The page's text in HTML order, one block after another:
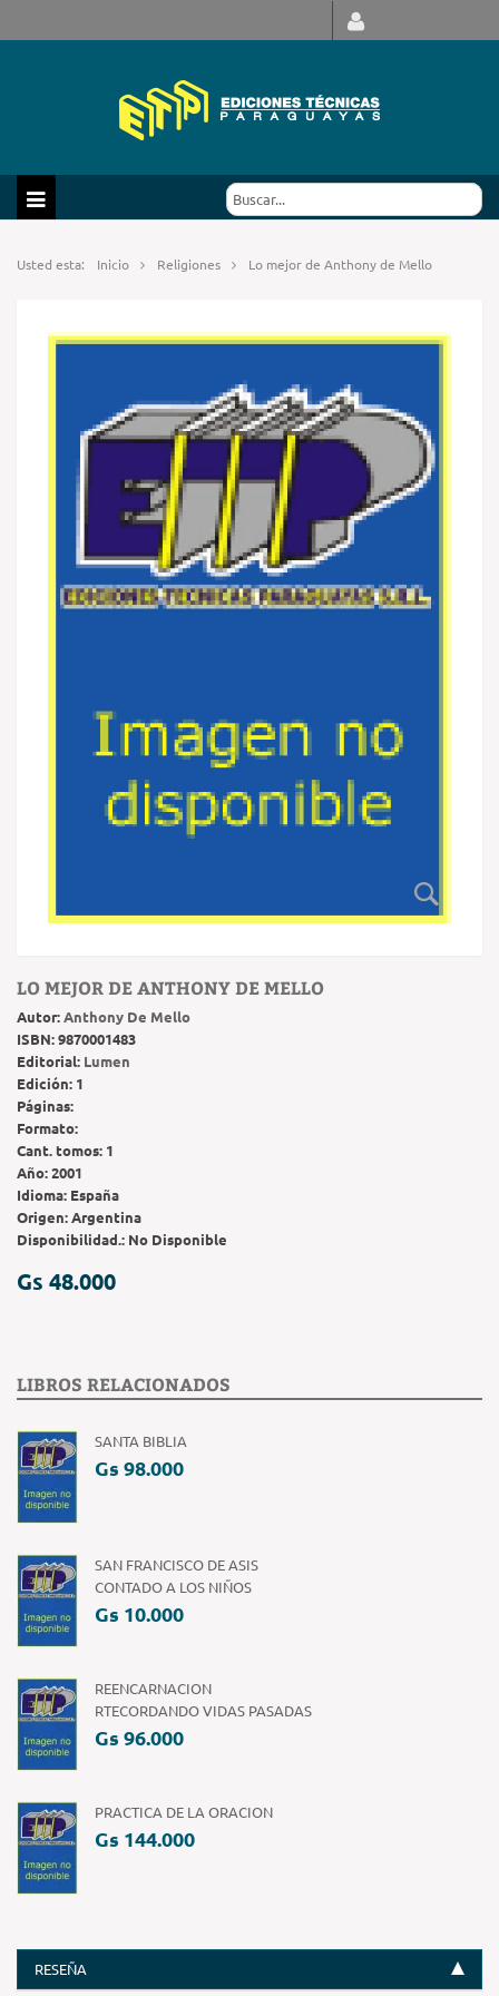
Usted esta: Inicio Religiones Lo mejor de Anthony de Mello
LO MEJOR DE ANTHONY DE MELLO
Autor:Anthony De Mello
ISBN:9870001483
Editorial: Lumen
Edición: 1
Páginas:
Formato:
Cant. tomos: 1
Año:2001
Idioma: España
Origen:Argentina
Disponibilidad.: No Disponible
Gs 48.000
LIBROS RELACIONADOS
SANTA BIBLIA
Gs 98.000
SAN FRANCISCO DE ASIS
CONTADO A LOS NIÑOS
Gs 10.000
REENCARNACION
RTECORDANDO VIDAS PASADAS
Gs 96.000
PRACTICA DE LA ORACION
Gs 144.000
RESEÑA